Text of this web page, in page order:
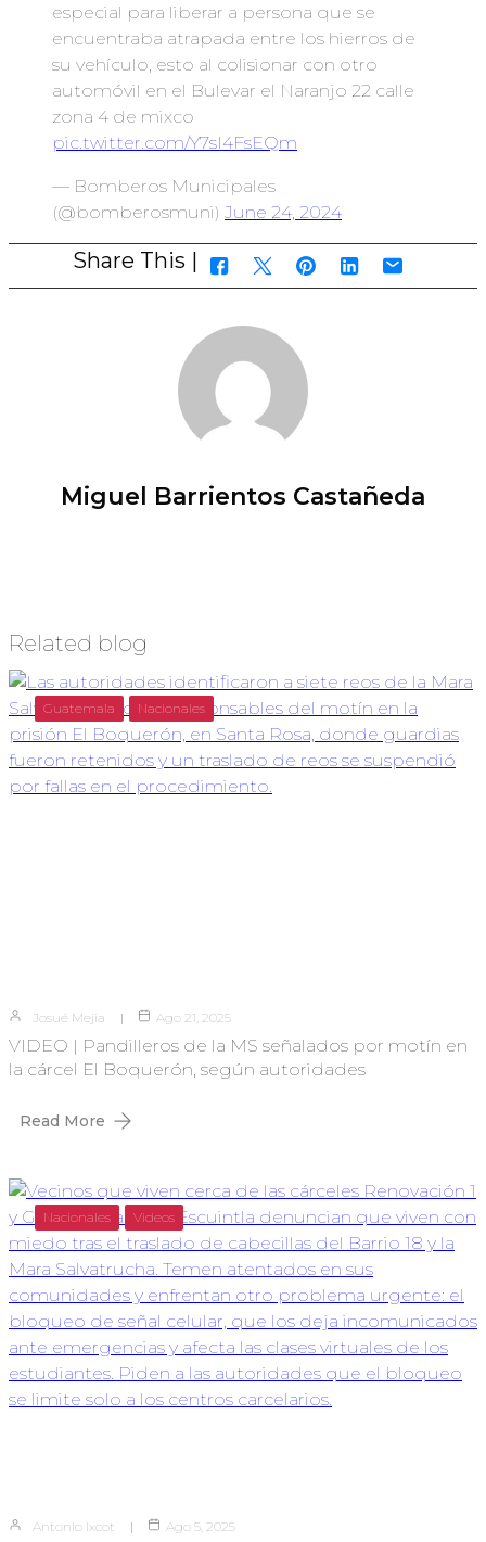
especial para liberar a persona que se
encuentraba atrapada entre los hierros de
su vehículo, esto al colisionar con otro
automóvil en el Bulevar el Naranjo 22 calle
zona 4 de mixco
pic.twitter.com/Y7sI4FsEQm
— Bomberos Municipales
(@bomberosmuni) June 24, 2024
Share This |
Miguel Barrientos Castañeda
Related blog
Guatemala Nacionales
Josué Mejia Ago 21, 2025
VIDEO | Pandilleros de la MS señalados por motín en
la cárcel El Boquerón, según autoridades
Read More
Nacionales Videos
Antonio Ixcot Ago 5, 2025